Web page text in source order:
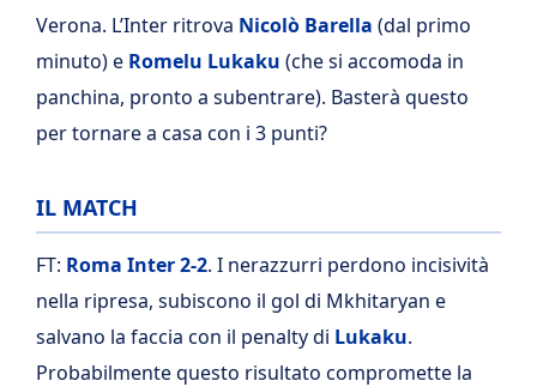
Verona. L’Inter ritrova Nicolò Barella (dal primo
minuto) e Romelu Lukaku (che si accomoda in
panchina, pronto a subentrare). Basterà questo
per tornare a casa con i 3 punti?
IL MATCH
FT: Roma Inter 2-2. I nerazzurri perdono incisività
nella ripresa, subiscono il gol di Mkhitaryan e
salvano la faccia con il penalty di Lukaku.
Probabilmente questo risultato compromette la